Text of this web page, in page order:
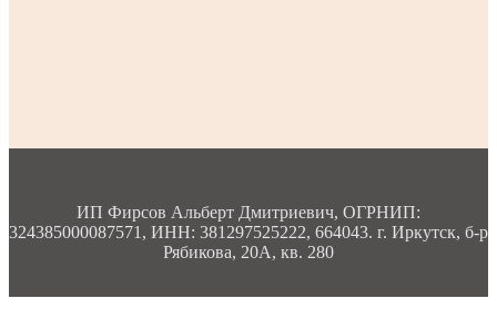
ИП Фирсов Альберт Дмитриевич, ОГРНИП:
324385000087571, ИНН: 381297525222, 664043. г. Иркутск, б-р
Рябикова, 20А, кв. 280